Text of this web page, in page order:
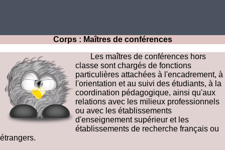
Corps : Maîtres de conférences
Les maîtres de conférences hors
classe sont chargés de fonctions
particulières attachées à l'encadrement, à
l'orientation et au suivi des étudiants, à la
coordination pédagogique, ainsi qu'aux
relations avec les milieux professionnels
ou avec les établissements
d'enseignement supérieur et les
établissements de recherche français ou
étrangers.